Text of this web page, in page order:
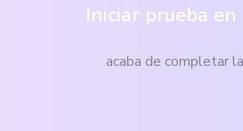
Iniciar prueba
acaba de completar